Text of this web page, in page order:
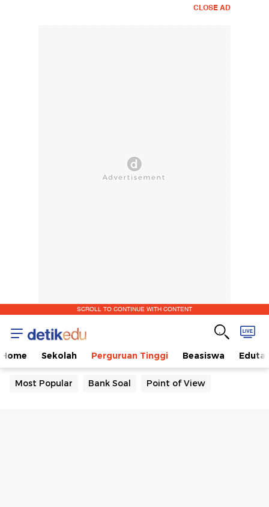
CLOSE AD
SCROLL TO CONTINUE WITH CONTENT
Home Sekolah Perguruan Tinggi Beasiswa
Most Popular Bank Soal Point of View